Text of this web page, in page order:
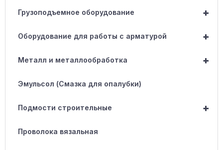
+
Грузоподъемное оборудование
+
Оборудование для работы с арматурой
+
Металл и металлообработка
Эмульсол (Смазка для опалубки)
+
Подмости строительные
Проволока вязальная